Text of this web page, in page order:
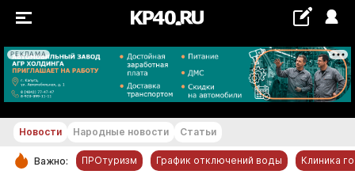
РЕКЛАМА
+21...+22 °С
Новости Народные новости Статьи
Важно: ПРОтуризм График отключений воды Клиника